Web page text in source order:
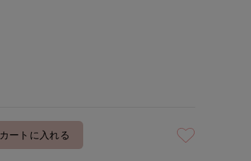
カートに入れる